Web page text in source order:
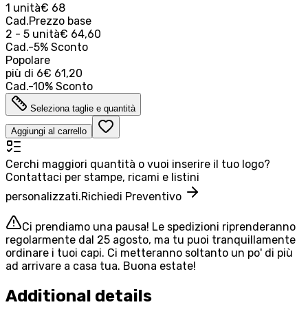
1 unità€ 68
Cad.Prezzo base
2 - 5 unità€ 64,60
Cad.-5% Sconto
Popolare
più di 6€ 61,20
Cad.-10% Sconto
Seleziona taglie e quantità
Aggiungi al carrello
Cerchi maggiori quantità o vuoi inserire il tuo logo?
Contattaci per stampe, ricami e listini
personalizzati.Richiedi Preventivo
Ci prendiamo una pausa! Le spedizioni riprenderanno
regolarmente dal 25 agosto, ma tu puoi tranquillamente
ordinare i tuoi capi. Ci metteranno soltanto un po' di più
ad arrivare a casa tua. Buona estate!
Additional details